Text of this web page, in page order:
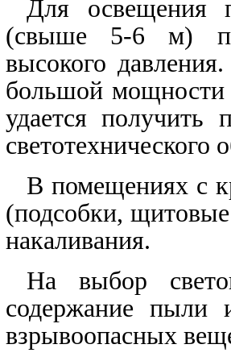
Для освещения
(свыше 5-6 м)
высокого
большой мощности
удается получить
светотехнического
В помещениях с
(подсобки,
накаливания.
На выбор
содержание пыли
взрывоопасных